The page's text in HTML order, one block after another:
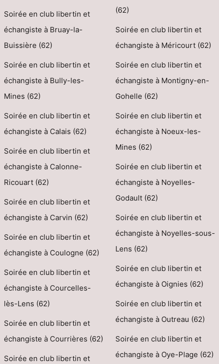
Soirée en club libertin et
échangiste à Bruay-la-
Buissière (62)
Soirée en club libertin et
échangiste à Bully-les-
Mines (62)
Soirée en club libertin et
échangiste à Calais (62)
Soirée en club libertin et
échangiste à Calonne-
Ricouart (62)
Soirée en club libertin et
échangiste à Carvin (62)
Soirée en club libertin et
échangiste à Coulogne (62)
Soirée en club libertin et
échangiste à Courcelles-
lès-Lens (62)
Soirée en club libertin et
échangiste à Courrières (62)
Soirée en club libertin et
(62)
Soirée en club libertin et
échangiste à Méricourt (62)
Soirée en club libertin et
échangiste à Montigny-en-
Gohelle (62)
Soirée en club libertin et
échangiste à Noeux-les-
Mines (62)
Soirée en club libertin et
échangiste à Noyelles-
Godault (62)
Soirée en club libertin et
échangiste à Noyelles-sous-
Lens (62)
Soirée en club libertin et
échangiste à Oignies (62)
Soirée en club libertin et
échangiste à Outreau (62)
Soirée en club libertin et
échangiste à Oye-Plage (62)